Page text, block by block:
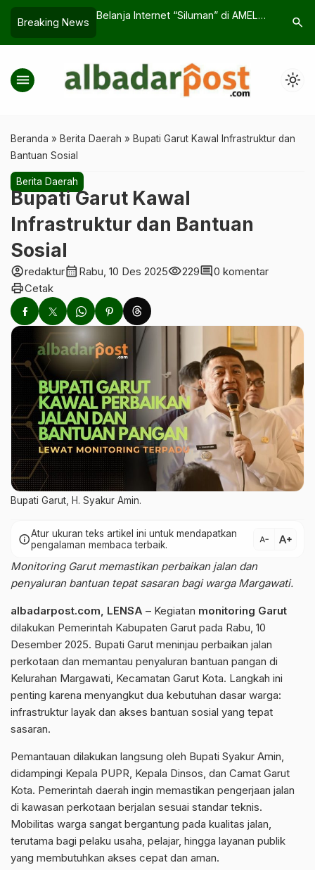
Breaking News
Empat Golongan Ahli Ibadah yang
Bahayanya
search
menu light_mode
Beranda » Berita Daerah » Bupati Garut Kawal Infrastruktur dan
Bantuan Sosial
Berita Daerah
Bupati Garut Kawal
Infrastruktur dan Bantuan
Sosial
account_circleredakturcalendar_month Rabu, 10 Des 2025visibility229comment0 komentar
printCetak
Bupati Garut, H. Syakur Amin.
infoAtur ukuran teks artikel ini untuk mendapatkan
pengalaman membaca terbaik.
text_decrease text_increase
Monitoring Garut memastikan perbaikan jalan dan
penyaluran bantuan tepat sasaran bagi warga Margawati.
albadarpost.com, LENSA – Kegiatan monitoring Garut
dilakukan Pemerintah Kabupaten Garut pada Rabu, 10
Desember 2025. Bupati Garut meninjau perbaikan jalan
perkotaan dan memantau penyaluran bantuan pangan di
Kelurahan Margawati, Kecamatan Garut Kota. Langkah ini
penting karena menyangkut dua kebutuhan dasar warga:
infrastruktur layak dan akses bantuan sosial yang tepat
sasaran.
Pemantauan dilakukan langsung oleh Bupati Syakur Amin,
didampingi Kepala PUPR, Kepala Dinsos, dan Camat Garut
Kota. Pemerintah daerah ingin memastikan pengerjaan jalan
di kawasan perkotaan berjalan sesuai standar teknis.
Mobilitas warga sangat bergantung pada kualitas jalan,
terutama bagi pelaku usaha, pelajar, hingga layanan publik
yang membutuhkan akses cepat dan aman.